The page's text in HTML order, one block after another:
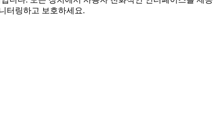
터링하고 보호하세요.